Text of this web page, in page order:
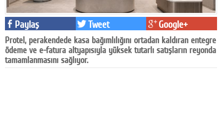
Dünya
Pr
Facebook
Paylaş Tweet Google+
Protel, perakendede kasa bağımlılığını ortadan kaldıran entegre
ödeme ve e-fatura altyapısıyla yüksek tutarlı satışların reyonda
tamamlanmasını sağlıyor.